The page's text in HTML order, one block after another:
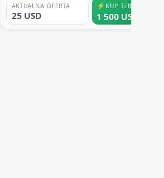
AKTUALNA OFERTA
25 USD
⚡ KUP TERAZ
1 500 USD